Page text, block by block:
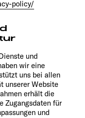
policy/
und
wir eine
uns bei allen
unserer Website
erhält die
Zugangsdaten für
und